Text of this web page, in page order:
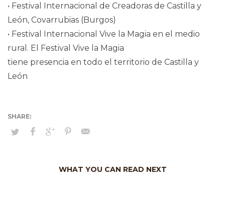
• Festival Internacional de Creadoras de Castilla y
León, Covarrubias (Burgos)
• Festival Internacional Vive la Magia en el medio
rural. El Festival Vive la Magia
tiene presencia en todo el territorio de Castilla y
León
WHAT YOU CAN READ NEXT